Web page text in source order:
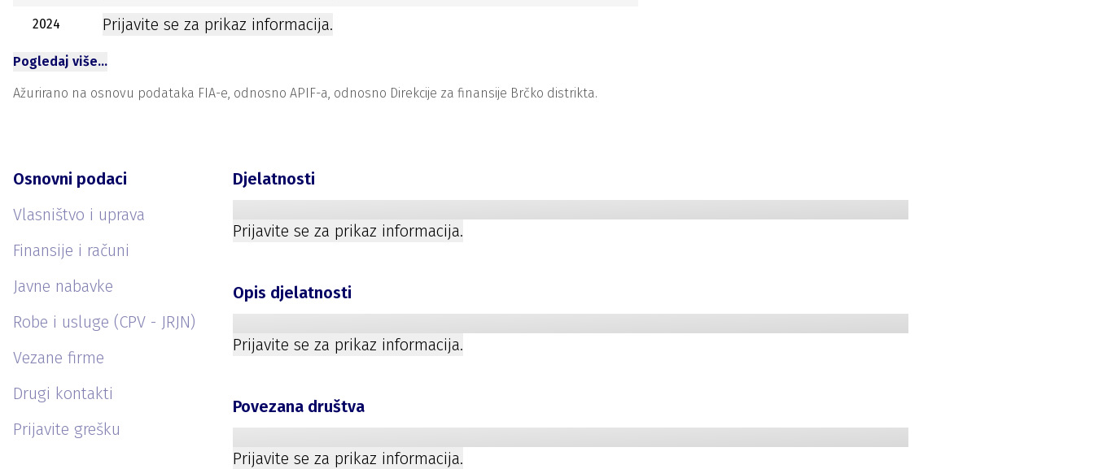
2024 Prijavite se za prikaz informacija.
Pogledaj više…
Ažurirano na osnovu podataka FIA-e, odnosno APIF-a, odnosno Direkcije za finansije Brčko distrikta.
Osnovni podaci
Vlasništvo i uprava
Finansije i računi
Javne nabavke
Robe i usluge (CPV - JRJN)
Vezane firme
Drugi kontakti
Prijavite grešku
Djelatnosti
Prijavite se za prikaz informacija.
Opis djelatnosti
Prijavite se za prikaz informacija.
Povezana društva
Prijavite se za prikaz informacija.